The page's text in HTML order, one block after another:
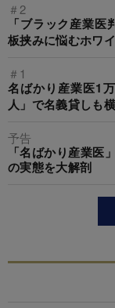
＃2
「ブラック産業
板挟みに悩むホワ
＃1
名ばかり産業医1
人」で名義貸しも
予告
「名ばかり産業医
の実態を大解剖